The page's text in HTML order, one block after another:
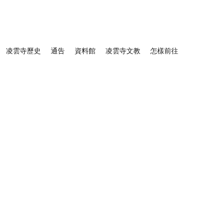
凌雲寺歷史 通告 資料館 凌雲寺文教 怎樣前往